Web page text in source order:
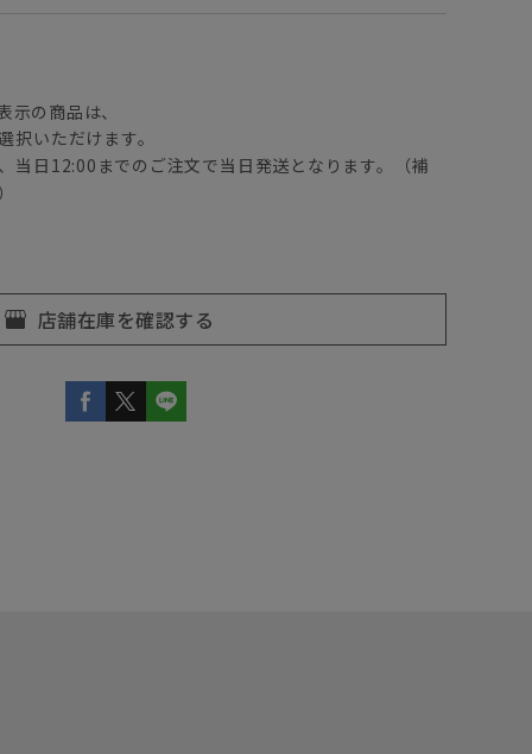
示の商品は、
択いただけます。
当日12:00までのご注文で当日発送となります。（補